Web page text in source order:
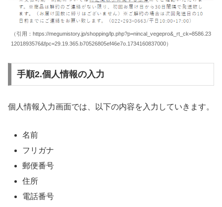
（引用：https://megumistory.jp/shopping/lp.php?p=nincal_vegepro&_rt_ck=8586.23
1201893576&fpc=29.19.365.b70526805ef46e7o.1734160837000）
手順2.個人情報の入力
個人情報入力画面では、以下の内容を入力していきます。
名前
フリガナ
郵便番号
住所
電話番号